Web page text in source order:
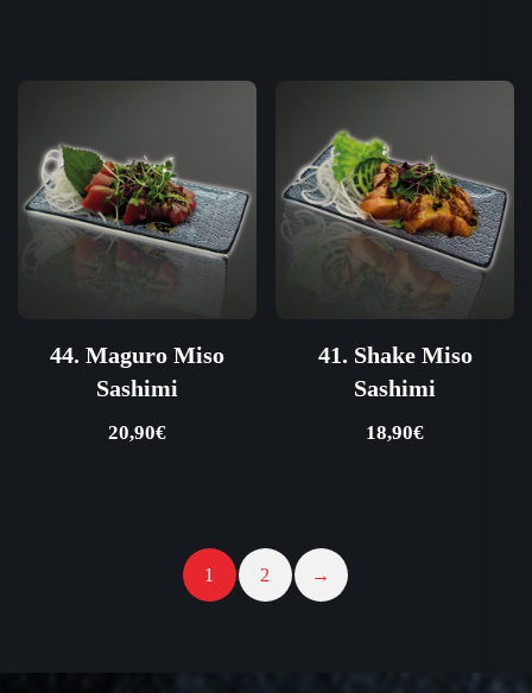
44. Maguro Miso
Sashimi
20,90€
41. Shake Miso
Sashimi
18,90€
1 2 →